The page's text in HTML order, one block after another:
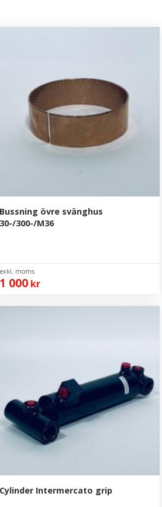
Bussning övre svänghus
30-/300-/M36
1 000 kr
Cylinder Intermercato grip